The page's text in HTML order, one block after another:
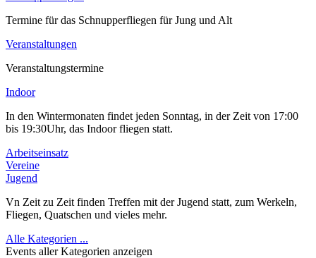
Termine für das Schnupperfliegen für Jung und Alt
Veranstaltungen
Veranstaltungstermine
Indoor
In den Wintermonaten findet jeden Sonntag, in der Zeit von 17:00
bis 19:30Uhr, das Indoor fliegen statt.
Arbeitseinsatz
Vereine
Jugend
Vn Zeit zu Zeit finden Treffen mit der Jugend statt, zum Werkeln,
Fliegen, Quatschen und vieles mehr.
Alle Kategorien ...
Events aller Kategorien anzeigen